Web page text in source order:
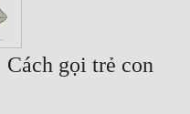
gọi trẻ con